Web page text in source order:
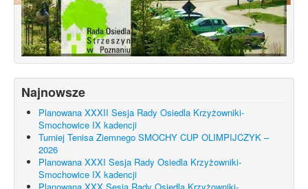
Dyżury Radnych Osiedla w każdą środę...
Najnowsze
Planowana XXXII Sesja Rady Osiedla Krzyżowniki-
Smochowice IX kadencji
Turniej Tenisa Ziemnego SMOCHY CUP OLIMPIJCZYK –
2026
Planowana XXXI Sesja Rady Osiedla Krzyżowniki-
Smochowice IX kadencji